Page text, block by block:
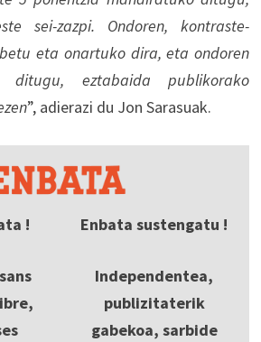
sei-zazpi. Ondoren, kontraste-
eta onartuko dira, eta ondoren
ditugu, eztabaida publikorako
”, adierazi du Jon Sarasuak.
! Enbata sustengatu !
Independentea,
publizitaterik
gabekoa, sarbide